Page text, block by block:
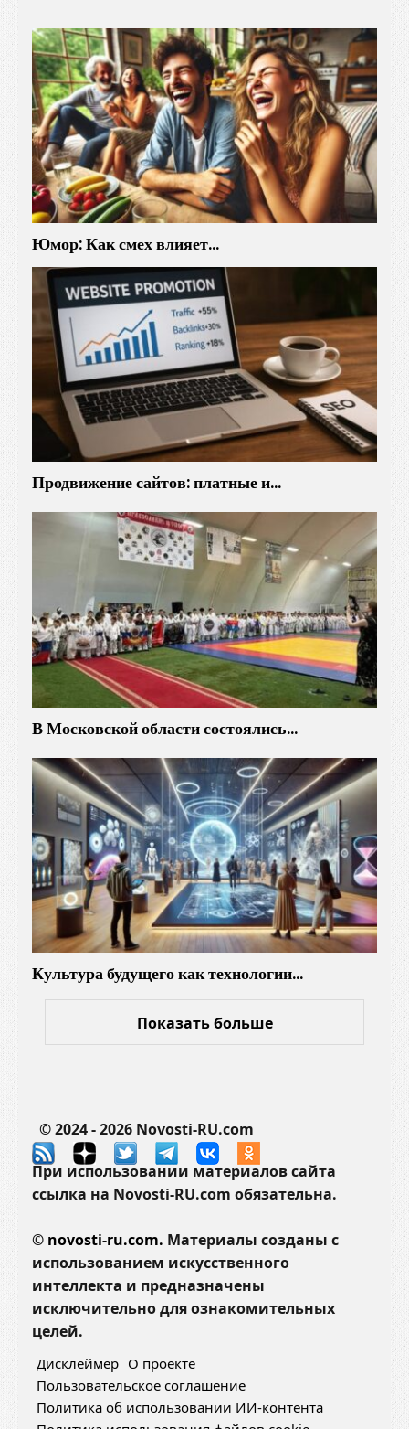
Юмор: Как смех влияет…
Продвижение сайтов: платные и…
В Московской области состоялись…
Культура будущего как технологии…
Показать больше
© 2024 - 2026 Novosti-RU.com
При использовании материалов сайта
ссылка на Novosti-RU.com обязательна.
© novosti-ru.com. Материалы созданы с
использованием искусственного
интеллекта и предназначены
исключительно для ознакомительных
целей.
Дисклеймер О проекте
Пользовательское соглашение
Политика об использовании ИИ-контента